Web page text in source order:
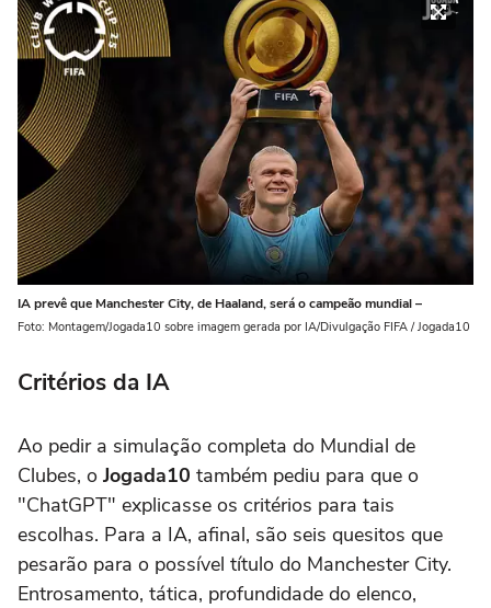
IA prevê que Manchester City, de Haaland, será o campeão mundial –
Foto: Montagem/Jogada10 sobre imagem gerada por IA/Divulgação FIFA / Jogada10
Critérios da IA
Ao pedir a simulação completa do Mundial de
Clubes, o Jogada10 também pediu para que o
"ChatGPT" explicasse os critérios para tais
escolhas. Para a IA, afinal, são seis quesitos que
pesarão para o possível título do Manchester City.
Entrosamento, tática, profundidade do elenco,